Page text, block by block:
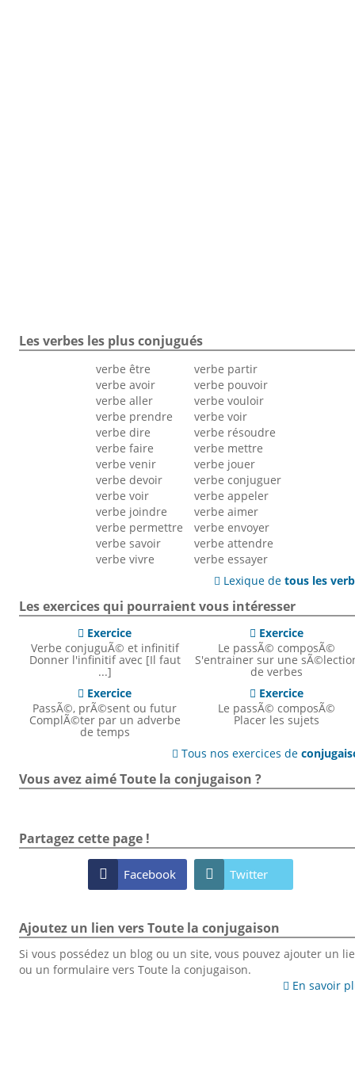
Les verbes les plus conjugués
verbe être
verbe avoir
verbe aller
verbe prendre
verbe dire
verbe faire
verbe venir
verbe devoir
verbe voir
verbe joindre
verbe permettre
verbe savoir
verbe vivre
verbe partir
verbe pouvoir
verbe vouloir
verbe voir
verbe résoudre
verbe mettre
verbe jouer
verbe conjuguer
verbe appeler
verbe aimer
verbe envoyer
verbe attendre
verbe essayer
 Lexique detous les
Les exercices qui pourraient vous intéresser
 Exercice
Verbe conjuguÃ© et infinitif
Donner l'infinitif avec [Il faut
...]
 Exercice
Le passÃ© composÃ©
S'entrainer sur une
de verbes
 Exercice
PassÃ©, prÃ©sent ou futur
ComplÃ©ter par un adverbe
de temps
 Exercice
Le passÃ© composÃ©
Placer les sujets
 Tous nos exercices de
Vous avez aimé Toute la conjugaison ?
Partagez cette page !
 Facebook  Twitter
Ajoutez un lien vers Toute la conjugaison
Si vous possédez un blog ou un site, vous pouvez ajouter un
ou un formulaire vers Toute la conjugaison.
 En savoir